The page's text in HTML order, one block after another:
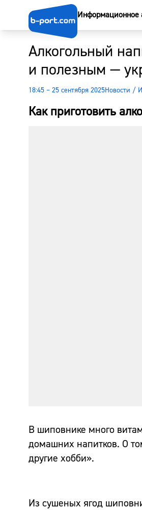
Информационное
Алкогольный
и полезным —
18:45 – 25 сентября 2025Новости /
Как приготовить
В шиповнике много
домашних напитков. О
другие хобби».
Из сушеных ягод